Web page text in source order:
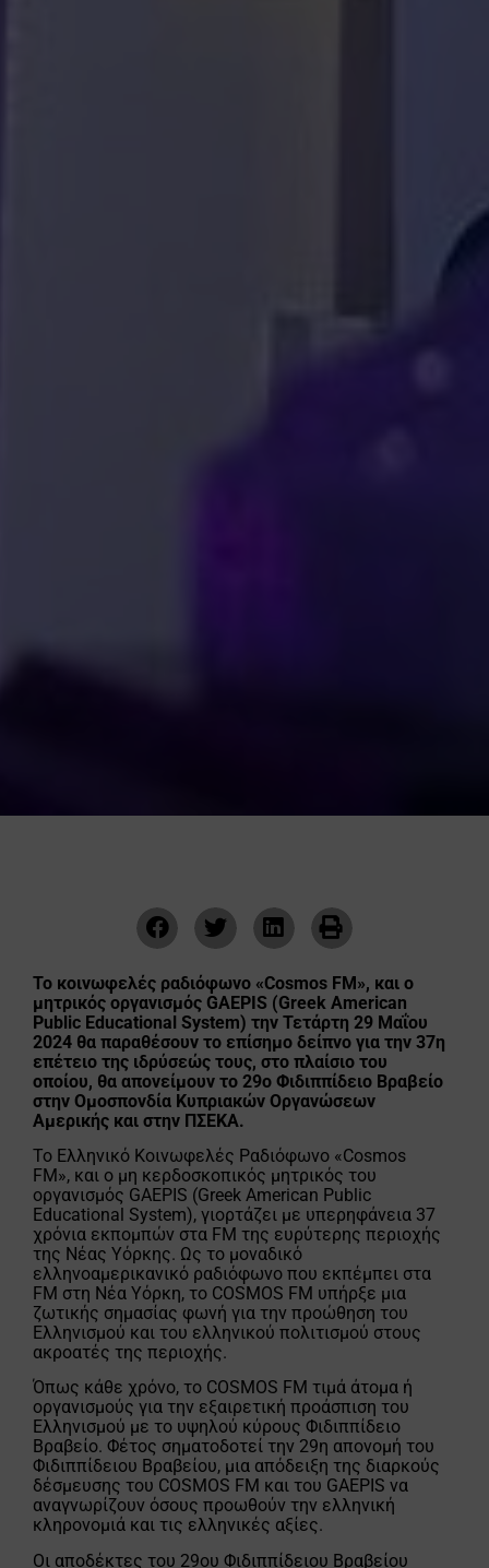
Το κοινωφελές ραδιόφωνο «Cosmos FM», και ο
μητρικός οργανισμός GAEPIS (Greek American
Public Educational System) την Τετάρτη 29 Μαΐου
2024 θα παραθέσουν το επίσημο δείπνο για την 37η
επέτειο της ιδρύσεώς τους, στο πλαίσιο του
οποίου, θα απονείμουν το 29ο Φιδιππίδειο Bραβείο
στην Ομοσπονδία Κυπριακών Οργανώσεων
Αμερικής και στην ΠΣΕΚΑ.
Το Ελληνικό Κοινωφελές Ραδιόφωνο «Cosmos
FM», και ο μη κερδοσκοπικός μητρικός του
οργανισμός GAEPIS (Greek American Public
Educational System), γιορτάζει με υπερηφάνεια 37
χρόνια εκπομπών στα FM της ευρύτερης περιοχής
της Νέας Υόρκης. Ως το μοναδικό
ελληνοαμερικανικό ραδιόφωνο που εκπέμπει στα
FM στη Νέα Υόρκη, το COSMOS FM υπήρξε μια
ζωτικής σημασίας φωνή για την προώθηση του
Ελληνισμού και του ελληνικού πολιτισμού στους
ακροατές της περιοχής.
Όπως κάθε χρόνο, το COSMOS FM τιμά άτομα ή
οργανισμούς για την εξαιρετική προάσπιση του
Ελληνισμού με το υψηλού κύρους Φιδιππίδειο
Βραβείο. Φέτος σηματοδοτεί την 29η απονομή του
Φιδιππίδειου Βραβείου, μια απόδειξη της διαρκούς
δέσμευσης του COSMOS FM και του GAEPIS να
αναγνωρίζουν όσους προωθούν την ελληνική
κληρονομιά και τις ελληνικές αξίες.
Οι αποδέκτες του 29ου Φιδιππίδειου Βραβείου